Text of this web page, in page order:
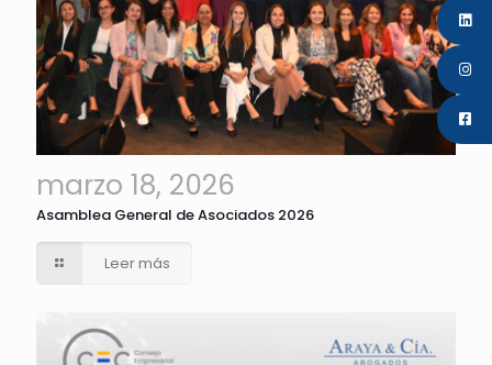
marzo 18, 2026
Asamblea General de Asociados 2026
Leer más